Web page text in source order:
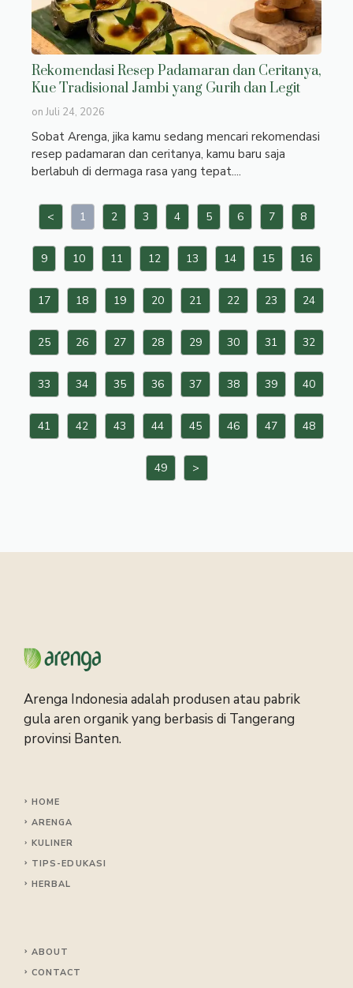
Rekomendasi Resep Padamaran dan Ceritanya,
Kue Tradisional Jambi yang Gurih dan Legit
on Juli 24, 2026
Sobat Arenga, jika kamu sedang mencari rekomendasi
resep padamaran dan ceritanya, kamu baru saja
berlabuh di dermaga rasa yang tepat....
< 1 2 3 4 5 6 7 8
9 10 11 12 13 14 15 16
17 18 19 20 21 22 23 24
25 26 27 28 29 30 31 32
33 34 35 36 37 38 39 40
41 42 43 44 45 46 47 48
49 >
Arenga Indonesia adalah produsen atau pabrik
gula aren organik yang berbasis di Tangerang
provinsi Banten.
HOME
ARENGA
KULINER
TIPS -EDUKASI
HERBAL
ABOUT
CONTACT